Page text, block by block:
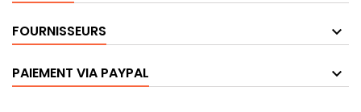
FOURNISSEURS
PAIEMENT VIA PAYPAL